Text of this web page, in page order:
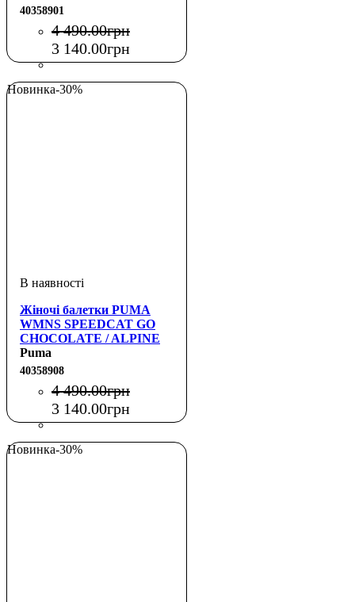
40358901
4 490.00грн
3 140.00грн
Новинка-30%
Жіночі балетки PUMA
WMNS SPEEDCAT GO
CHOCOLATE / ALPINE
WHITE
Puma
40358908
4 490.00грн
3 140.00грн
Новинка-30%